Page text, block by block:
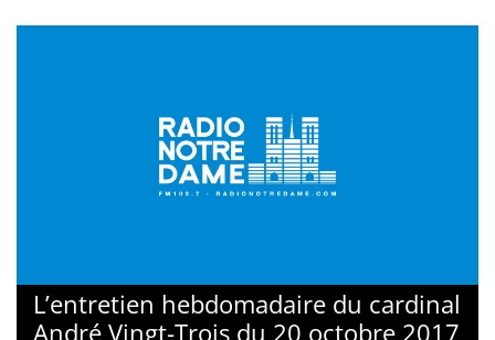
L’entretien hebdomadaire du cardinal
André Vingt-Trois du 20 octobre 2017